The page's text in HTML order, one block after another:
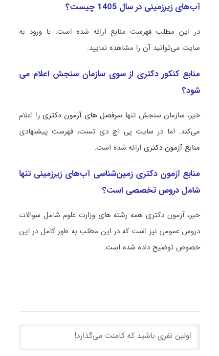
آب‌های زیرزمینی در سال 1405 چیست؟
در این مطلب فهرست منابع ارائه شده است. با ورود به
سایت می‌توانید آن را مشاهده نمایید.
منابع کنکور دکتری از سوی سازمان سنجش اعلام می
شود؟
خیر، سازمان سنجش تنها سرفصل های آزمون دکتری را اعلام
می‌کند. اما در سایت پی اچ دی تست، فهرست پیشنهادی
منابع آزمون دکتری ارائه شده است.
منابع آزمون دکتری زمین‌شناسی آب‌های زیرزمینی تنها
شامل دروس تخصصی است؟
خیر، آزمون دکتری همه رشته های وزارت علوم شامل سوالات
دروس عمومی نیز است که در این مطلب به طور کامل در این
خصوص توضیح داده شده است.